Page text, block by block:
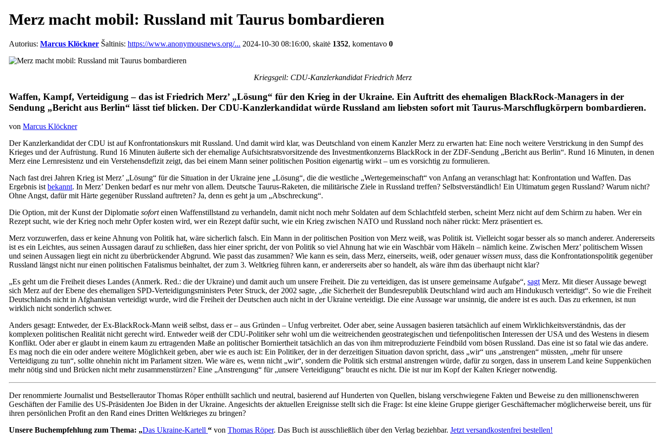
Merz macht mobil: Russland mit Taurus bombardieren
Autorius: Marcus Klöckner Šaltinis: https://www.anonymousnews.org/... 2024-10-30 08:16:00, skaitė 1352, komentavo 0
Kriegsgeil: CDU-Kanzlerkandidat Friedrich Merz
Waffen, Kampf, Verteidigung – das ist Friedrich Merz’ „Lösung“ für den Krieg in der Ukraine. Ein Auftritt des ehemaligen BlackRock-Managers in der
Sendung „Bericht aus Berlin“ lässt tief blicken. Der CDU-Kanzlerkandidat würde Russland am liebsten sofort mit Taurus-Marschflugkörpern bombardieren.
von Marcus Klöckner
Der Kanzlerkandidat der CDU ist auf Konfrontationskurs mit Russland. Und damit wird klar, was Deutschland von einem Kanzler Merz zu erwarten hat: Eine noch weitere Verstrickung in den Sumpf des
Krieges und der Aufrüstung. Rund 16 Minuten äußerte sich der ehemalige Aufsichtsratsvorsitzende des Investmentkonzerns BlackRock in der ZDF-Sendung „Bericht aus Berlin“. Rund 16 Minuten, in denen
Merz eine Lernresistenz und ein Verstehensdefizit zeigt, das bei einem Mann seiner politischen Position eigenartig wirkt – um es vorsichtig zu formulieren.
Nach fast drei Jahren Krieg ist Merz’ „Lösung“ für die Situation in der Ukraine jene „Lösung“, die die westliche „Wertegemeinschaft“ von Anfang an veranschlagt hat: Konfrontation und Waffen. Das
Ergebnis ist bekannt. In Merz’ Denken bedarf es nur mehr von allem. Deutsche Taurus-Raketen, die militärische Ziele in Russland treffen? Selbstverständlich! Ein Ultimatum gegen Russland? Warum nicht?
Ohne Angst, dafür mit Härte gegenüber Russland auftreten? Ja, denn es geht ja um „Abschreckung“.
Die Option, mit der Kunst der Diplomatie soforteinen Waffenstillstand zu verhandeln, damit nicht noch mehr Soldaten auf dem Schlachtfeld sterben, scheint Merz nicht auf dem Schirm zu haben. Wer ein
Rezept sucht, wie der Krieg noch mehr Opfer kosten wird, wer ein Rezept dafür sucht, wie ein Krieg zwischen NATO und Russland noch näher rückt: Merz präsentiert es.
Merz vorzuwerfen, dass er keine Ahnung von Politik hat, wäre sicherlich falsch. Ein Mann in der politischen Position von Merz weiß, was Politik ist. Vielleicht sogar besser als so manch anderer. Andererseits
ist es ein Leichtes, aus seinen Aussagen darauf zu schließen, dass hier einer spricht, der von Politik so viel Ahnung hat wie ein Waschbär vom Häkeln – nämlich keine. Zwischen Merz’ politischem Wissen
und seinen Aussagen liegt ein nicht zu überbrückender Abgrund. Wie passt das zusammen? Wie kann es sein, dass Merz, einerseits, weiß, oder genauerwissen muss, dass die Konfrontationspolitik gegenüber
Russland längst nicht nur einen politischen Fatalismus beinhaltet, der zum 3. Weltkrieg führen kann, er andererseits aber so handelt, als wäre ihm das überhaupt nicht klar?
„Es geht um die Freiheit dieses Landes (Anmerk. Red.: die der Ukraine) und damit auch um unsere Freiheit. Die zu verteidigen, das ist unsere gemeinsame Aufgabe“, sagt Merz. Mit dieser Aussage bewegt
sich Merz auf der Ebene des ehemaligen SPD-Verteidigungsministers Peter Struck, der 2002 sagte, „die Sicherheit der Bundesrepublik Deutschland wird auch am Hindukusch verteidigt“. So wie die Freiheit
Deutschlands nicht in Afghanistan verteidigt wurde, wird die Freiheit der Deutschen auch nicht in der Ukraine verteidigt. Die eine Aussage war unsinnig, die andere ist es auch. Das zu erkennen, ist nun
wirklich nicht sonderlich schwer.
Anders gesagt: Entweder, der Ex-BlackRock-Mann weiß selbst, dass er – aus Gründen – Unfug verbreitet. Oder aber, seine Aussagen basieren tatsächlich auf einem Wirklichkeitsverständnis, das der
komplexen politischen Realität nicht gerecht wird. Entweder weiß der CDU-Politiker sehr wohl um die weitreichenden geostrategischen und tiefenpolitischen Interessen der USA und des Westens in diesem
Konflikt. Oder aber er glaubt in einem kaum zu ertragenden Maße an politischer Borniertheit tatsächlich an das von ihm mitreproduzierte Feindbild vom bösen Russland. Das eine ist so fatal wie das andere.
Es mag noch die ein oder andere weitere Möglichkeit geben, aber wie es auch ist: Ein Politiker, der in der derzeitigen Situation davon spricht, dass „wir“ uns „anstrengen“ müssten, „mehr für unsere
Verteidigung zu tun“, sollte ohnehin nicht im Parlament sitzen. Wie wäre es, wenn nicht „wir“, sondern die Politik sich erstmal anstrengen würde, dafür zu sorgen, dass in unserem Land keine Suppenküchen
mehr nötig sind und Brücken nicht mehr zusammenstürzen? Eine „Anstrengung“ für „unsere Verteidigung“ braucht es nicht. Die ist nur im Kopf der Kalten Krieger notwendig.
Der renommierte Journalist und Bestsellerautor Thomas Röper enthüllt sachlich und neutral, basierend auf Hunderten von Quellen, bislang verschwiegene Fakten und Beweise zu den millionenschweren
Geschäften der Familie des US-Präsidenten Joe Biden in der Ukraine. Angesichts der aktuellen Ereignisse stellt sich die Frage: Ist eine kleine Gruppe gieriger Geschäftemacher möglicherweise bereit, uns für
ihren persönlichen Profit an den Rand eines Dritten Weltkrieges zu bringen?
Unsere Buchempfehlung zum Thema: „Das Ukraine-Kartell “ von Thomas Röper. Das Buch ist ausschließlich über den Verlag beziehbar. Jetzt versandkostenfrei bestellen!